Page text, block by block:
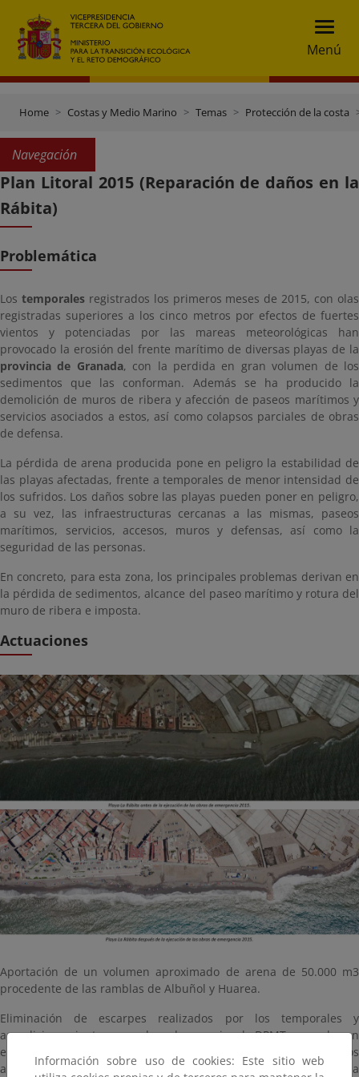
Menú
Home Costas y Medio Marino Temas Protección de la costa
Navegación
Plan Litoral 2015 (Reparación de daños en la
Rábita)
Problemática
Los temporalesregistrados los primeros meses de 2015, con olas
registradas superiores a los cinco metros por efectos de fuertes
vientos y potenciadas por las mareas meteorológicas han
provocado la erosión del frente marítimo de diversas playas de la
provincia de Granada, con la perdida en gran volumen de los
sedimentos que las conforman. Además se ha producido la
demolición de muros de ribera y afección de paseos marítimos y
servicios asociados a estos, así como colapsos parciales de obras
de defensa.
La pérdida de arena producida pone en peligro la estabilidad de
las playas afectadas, frente a temporales de menor intensidad de
los sufridos. Los daños sobre las playas pueden poner en peligro,
a su vez, las infraestructuras cercanas a las mismas, paseos
marítimos, servicios, accesos, muros y defensas, así como la
seguridad de las personas.
En concreto, para esta zona, los principales problemas derivan en
la pérdida de sedimentos, alcance del paseo marítimo y rotura del
muro de ribera e imposta.
Actuaciones
Aportación de un volumen aproximado de arena de 50.000 m3
procedente de las ramblas de Albuñol y Huarea.
Eliminación de escarpes realizados por los temporales y
acondicionamiento como playa de espacios de DPMT ocupados en
el pasado por cultivos bajo plástico y liberados en ejercicios
anteriores, buscando la conformación de una fachada marítima
Información sobre uso de cookies: Este sitio web